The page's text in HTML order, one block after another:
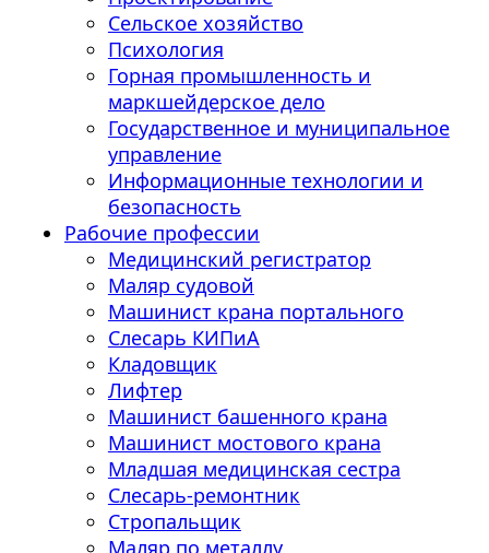
Сельское хозяйство
Психология
Горная промышленность и
маркшейдерское дело
Государственное и муниципальное
управление
Информационные технологии и
безопасность
Рабочие профессии
Медицинский регистратор
Маляр судовой
Машинист крана портального
Слесарь КИПиА
Кладовщик
Лифтер
Машинист башенного крана
Машинист мостового крана
Младшая медицинская сестра
Слесарь-ремонтник
Стропальщик
Маляр по металлу